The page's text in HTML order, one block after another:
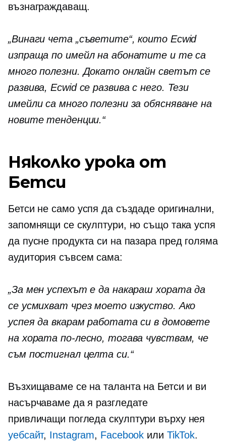
възнаграждаващ.
„Винаги чета „съветите“, които Ecwid
изпраща по имейл на абонатите и те са
много полезни. Докато онлайн светът се
развива, Ecwid се развива с него. Тези
имейли са много полезни за обясняване на
новите тенденции.“
Няколко урока от
Бетси
Бетси не само успя да създаде оригинални,
запомнящи се скулптури, но също така успя
да пусне продукта си на пазара пред голяма
аудитория съвсем сама:
„За мен успехът е да накараш хората да
се усмихват чрез моето изкуство. Ако
успея да вкарам работата си в домовете
на хората по-лесно, тогава чувствам, че
съм постигнал целта си.“
Възхищаваме се на таланта на Бетси и ви
насърчаваме да я разгледате
привличащи погледа скулптури върху нея
уебсайт, Instagram, Facebook или TikTok.